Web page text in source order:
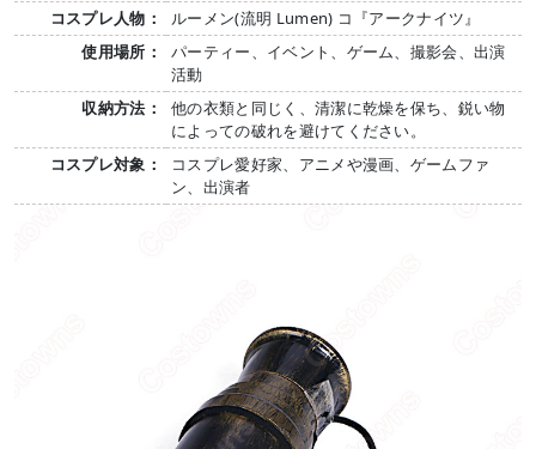
コスプレ人物：
ルーメン(流明 Lumen) コ『アークナイツ』
使用場所：
パーティー、イベント、ゲーム、撮影会、出演
活動
収納方法：
他の衣類と同じく、清潔に乾燥を保ち、鋭い物
によっての破れを避けてください。
コスプレ対象：
コスプレ愛好家、アニメや漫画、ゲームファ
ン、出演者